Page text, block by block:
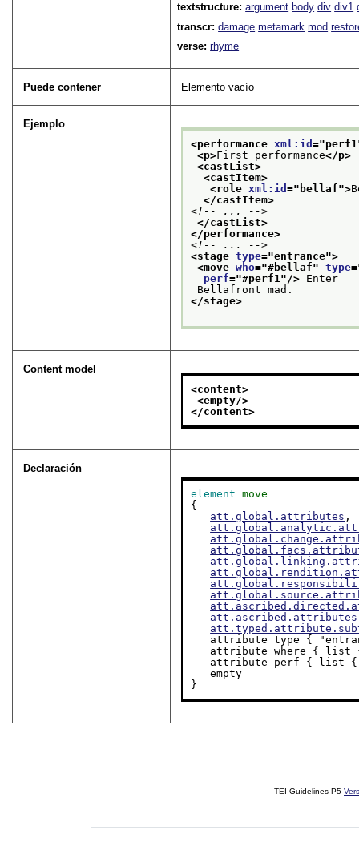
textstructure:argument body div div1
transcr:damage metamark mod
verse:rhyme
Puede contener Elemento vacío
Ejemplo
<performance xml:id="perf1
<p>First performance</p>
<castList>
<castItem>
<role xml:id=" bellaf">
</castItem>
<!-- ... -->
</castList>
</performance>
<!-- ... -->
<stage type="entrance">
<move who="#bellaf" type
perf="#perf1 "/> Enter
Bellafront mad.
</stage>
Content model
<content>
<empty/>
</content>
Declaración
element
move
{
att.global.attributes ,
att.ascribed.attributes
attribute type {
attribute where {
attribute perf { list
   empty
}
TEI Guidelines P5